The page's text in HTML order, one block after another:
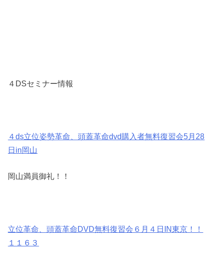
４DSセミナー情報
４ds立位姿勢革命、頭蓋革命dvd購入者無料復習会5月28
日in岡山
岡山満員御礼！！
立位革命、頭蓋革命DVD無料復習会６月４日IN東京！！
１１６３